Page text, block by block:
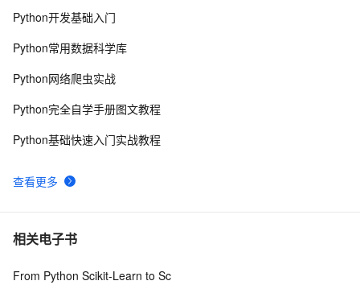
super()函数使用
10Python探索记(15)——Python内置函数
查看更多
Python开发基础入门
Python常用数据科学库
Python网络爬虫实战
Python完全自学手册图文教程
Python基础快速入门实战教程
相关电子书
From Python Scikit-Learn to Sc